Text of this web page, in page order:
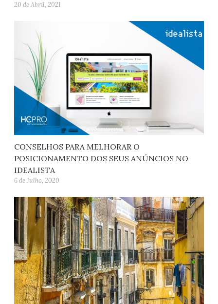
20 de Abril, 2021
CONSELHOS PARA MELHORAR O
POSICIONAMENTO DOS SEUS ANÚNCIOS NO
IDEALISTA
6 de Julho, 2020